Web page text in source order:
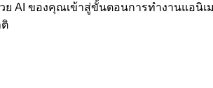
วย AI ของคุณเข้าสู่ขั้นตอนการทำงานแอนิ